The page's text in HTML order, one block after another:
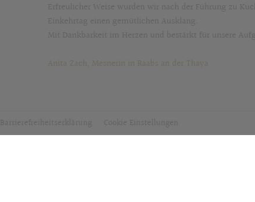
Erfreulicher Weise wurden wir nach der Führung zu
Einkehrtag einen gemütlichen Ausklang.
Mit Dankbarkeit im Herzen und bestärkt für unsere
Anita Zach, Mesnerin in Raabs an der Thaya
Barrierefreiheitserklärung Cookie Einstellungen